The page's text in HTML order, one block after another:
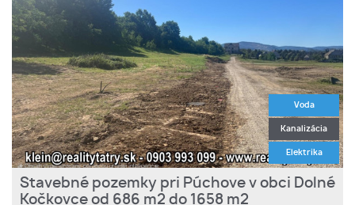
Voda
Kanalizácia
Elektrika
Stavebné pozemky pri Púchove v obci Dolné
Kočkovce od 686 m2 do 1658 m2